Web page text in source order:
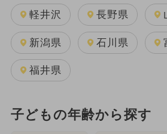
軽井沢 長野県
新潟県 石川県
福井県
子どもの年齢から探す